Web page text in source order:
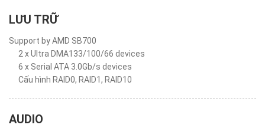
LƯU TRỮ
Support by AMD SB700
2 x Ultra DMA133/100/66 devices
6 x Serial ATA 3.0Gb/s devices
Cấu hình RAID0, RAID1, RAID10
AUDIO